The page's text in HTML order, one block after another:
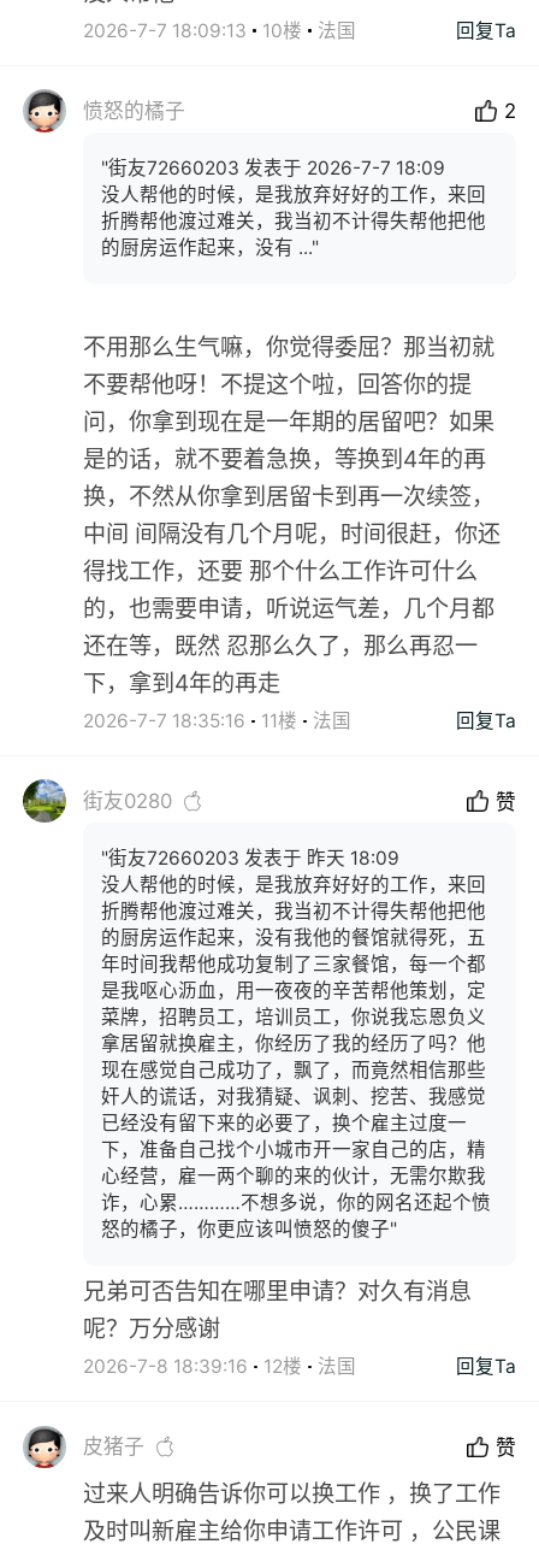
2026-7-7 18:09:13 10楼 法国 回复Ta
愤怒的橘子 2
"街友72660203 发表于 2026-7-7 18:09
没人帮他的时候，是我放弃好好的工作，来回
折腾帮他渡过难关，我当初不计得失帮他把他
的厨房运作起来，没有 ..."
不用那么生气嘛，你觉得委屈？那当初就
不要帮他呀！不提这个啦，回答你的提
问，你拿到现在是一年期的居留吧？如果
是的话，就不要着急换，等换到4年的再
换，不然从你拿到居留卡到再一次续签，
中间 间隔没有几个月呢，时间很赶，你还
得找工作，还要 那个什么工作许可什么
的，也需要申请，听说运气差，几个月都
还在等，既然 忍那么久了，那么再忍一
下，拿到4年的再走
2026-7-7 18:35:16 11楼 法国 回复Ta
街友0280 赞
"街友72660203 发表于 昨天 18:09
没人帮他的时候，是我放弃好好的工作，来回
折腾帮他渡过难关，我当初不计得失帮他把他
的厨房运作起来，没有我他的餐馆就得死，五
年时间我帮他成功复制了三家餐馆，每一个都
是我呕心沥血，用一夜夜的辛苦帮他策划，定
菜牌，招聘员工，培训员工，你说我忘恩负义
拿居留就换雇主，你经历了我的经历了吗？他
现在感觉自己成功了，飘了，而竟然相信那些
奸人的谎话，对我猜疑、讽刺、挖苦、我感觉
已经没有留下来的必要了，换个雇主过度一
下，准备自己找个小城市开一家自己的店，精
心经营，雇一两个聊的来的伙计，无需尔欺我
诈，心累…………不想多说，你的网名还起个愤
怒的橘子，你更应该叫愤怒的傻子"
兄弟可否告知在哪里申请？对久有消息
呢？万分感谢
2026-7-8 18:39:16 12楼 法国 回复Ta
皮猪子 赞
过来人明确告诉你可以换工作 ，换了工作
及时叫新雇主给你申请工作许可 ，公民课